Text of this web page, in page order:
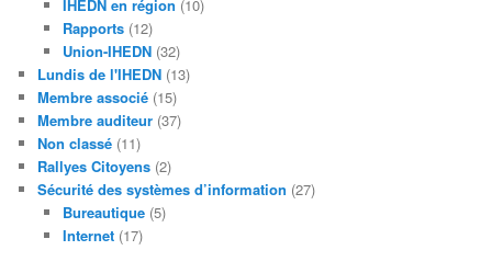
IHEDN en région (10)
Rapports(12)
Union-IHEDN(32)
Lundis de l'IHEDN (13)
Membre associé (15)
Membre auditeur (37)
Non classé (11)
Rallyes Citoyens (2)
Sécurité des systèmes d’information (27)
Bureautique(5)
Internet(17)